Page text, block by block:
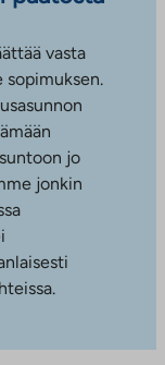
vasta
sopimuksen.
jo
jonkin